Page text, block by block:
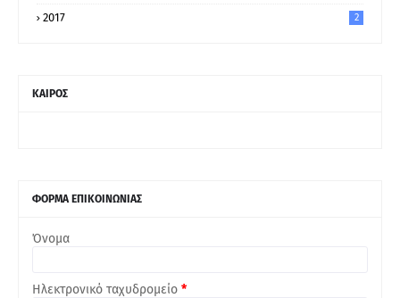
2017 2
ΚΑΙΡΟΣ
ΦΟΡΜΑ ΕΠΙΚΟΙΝΩΝΙΑΣ
Όνομα
Ηλεκτρονικό ταχυδρομείο *